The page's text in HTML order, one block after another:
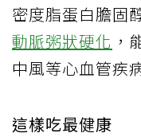
密度脂蛋白膽固
動脈粥狀硬化 ，
中風等心血管疾
這樣吃最健康